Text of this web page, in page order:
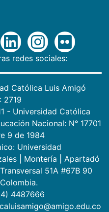
redes sociales:
Católica Luis Amigó
2719
- Universidad Católica
Nacional: N° 17701
9 de 1984
Universidad
Montería
Apartadó
51A #67B 90
4487666